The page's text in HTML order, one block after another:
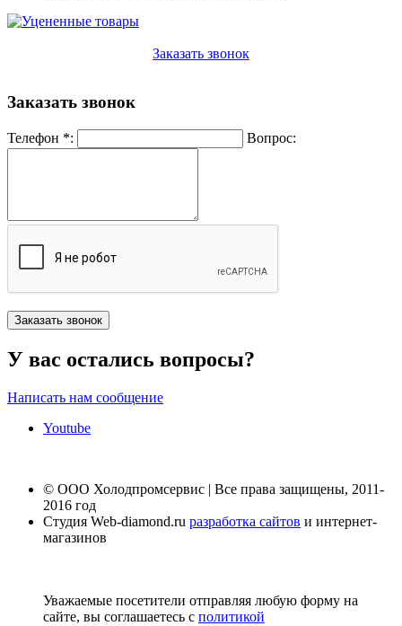
Заказать звонок
Заказать звонок
Телефон *: Вопрос:
У вас остались вопросы?
Написать нам сообщение
Youtube
© ООО Холодпромсервис | Все права защищены, 2011-
2016 год
Студия Web-diamond.ru разработка сайтов и интернет-
магазинов
Уважаемые посетители отправляя любую форму на
сайте, вы соглашаетесь с политикой